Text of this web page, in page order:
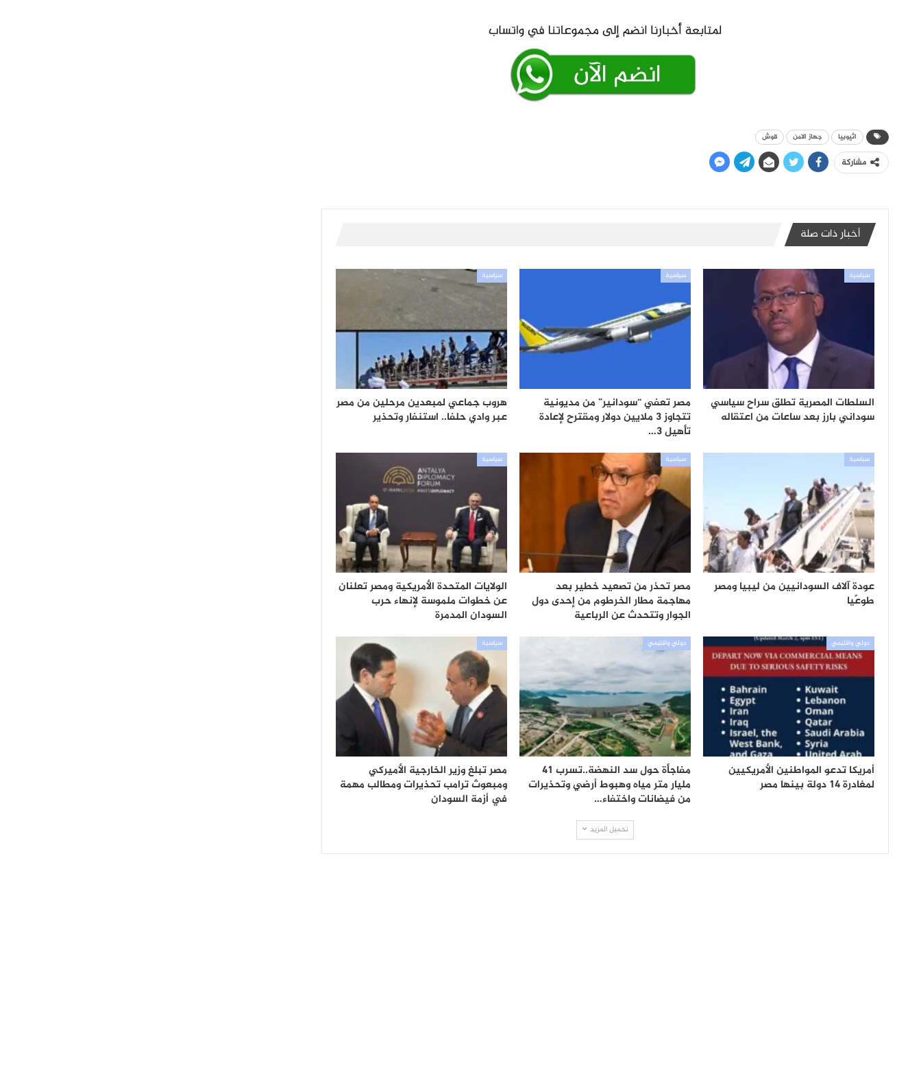
اثيوبيا جهاز الامن قوش
مشاركة
أخبار ذات صلة
سياسية
السلطات المصرية تطلق سراح سياسي
سوداني بارز بعد ساعات من اعتقاله
سياسية
مصر تعفي “سودانير” من مديونية
تتجاوز 3 ملايين دولار ومقترح لإعادة
تأهيل 3…
سياسية
هروب جماعي لمبعدين مرحلين من مصر
عبر وادي حلفا.. استنفار وتحذير
سياسية
عودة آلاف السودانيين من ليبيا ومصر
طوعًيا
سياسية
مصر تحذر من تصعيد خطير بعد
مهاجمة مطار الخرطوم من إحدى دول
الجوار وتتحدث عن الرباعية
سياسية
الولايات المتحدة الأمريكية ومصر تعلنان
عن خطوات ملموسة لإنهاء حرب
السودان المدمرة
دولي واقليمي
أمريكا تدعو المواطنين الأمريكيين
لمغادرة 14 دولة بينها مصر
دولي واقليمي
مفاجأة حول سد النهضة..تسرب 41
مليار متر مياه وهبوط أرضي وتحذيرات
من فيضانات واختفاء…
سياسية
مصر تبلغ وزير الخارجية الأميركي
ومبعوث ترامب تحذيرات ومطالب مهمة
في أزمة السودان
تحميل المزيد